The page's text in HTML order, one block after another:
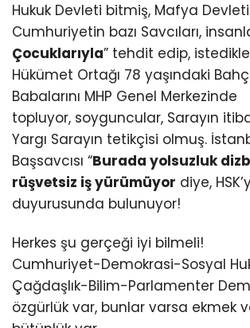
Hukuk Devleti bitmiş, Mafya
Cumhuriyetin bazı Savcıları,
Çocuklarıyla” tehdit edip,
Hükümet Ortağı 78 yaşındaki
Babalarını MHP Genel Merkezinde
topluyor, soyguncular, Sarayın
Yargı Sarayın tetikçisi olmuş.
Başsavcısı “Burada yolsuzluk
rüşvetsiz iş yürümüyor diye,
duyurusunda bulunuyor!
Herkes şu gerçeği iyi bilmeli!
Cumhuriyet-Demokrasi-Sosyal
Çağdaşlık-Bilim-Parlamenter
özgürlük var, bunlar varsa ekmek